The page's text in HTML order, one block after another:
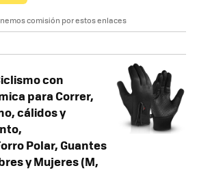
comisión por estos enlaces
con
para Correr,
cálidos y
Polar, Guantes
y Mujeres (M,